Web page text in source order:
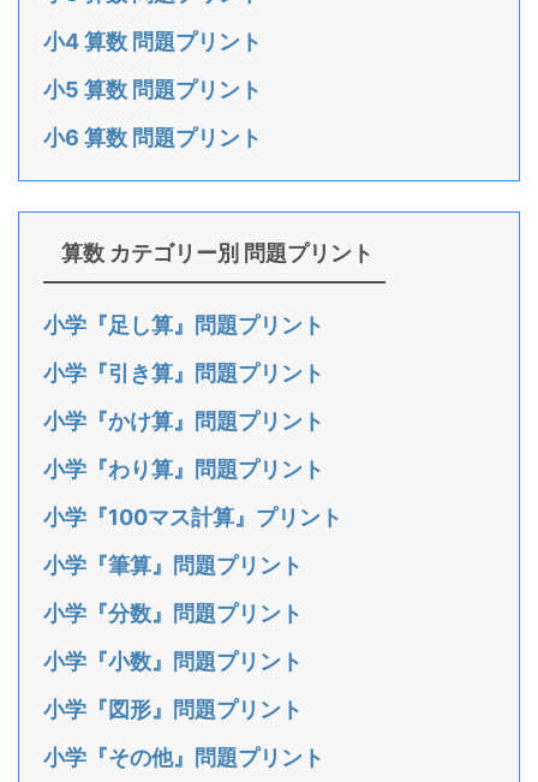
小4 算数 問題プリント
小5 算数 問題プリント
小6 算数 問題プリント
算数 カテゴリー別 問題プリント
小学『足し算』問題プリント
小学『引き算』問題プリント
小学『かけ算』問題プリント
小学『わり算』問題プリント
小学『100マス計算』プリント
小学『筆算』問題プリント
小学『分数』問題プリント
小学『小数』問題プリント
小学『図形』問題プリント
小学『その他』問題プリント